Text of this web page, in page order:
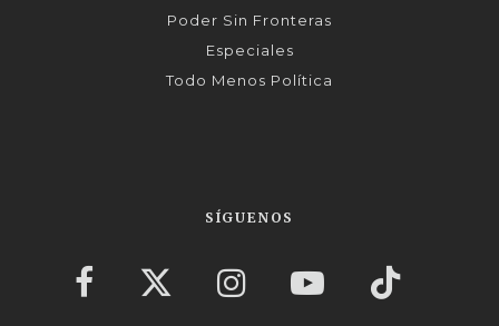
Poder Sin Fronteras
Especiales
Todo Menos Política
SÍGUENOS